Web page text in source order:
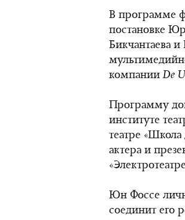
В программе
постановке
Бикчантаева
компанииDe
Программу
институте
театре
актера и
Юн Фоссе
соединит его